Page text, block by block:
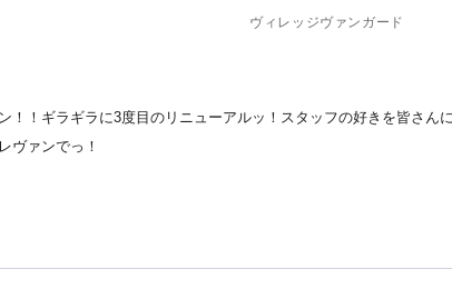
ヴィレッジヴァンガード
！！ギラギラに3度目のリニューアルッ！スタッフの好きを皆さん
ヴァンでっ！